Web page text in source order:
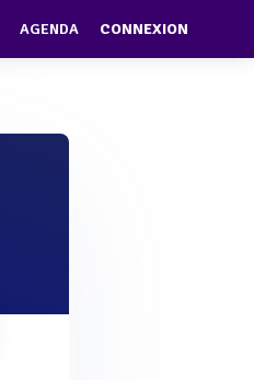
AGENDA CONNEXION